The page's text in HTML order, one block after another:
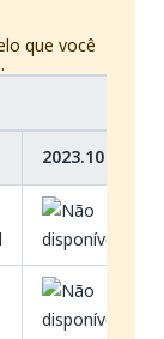
que você
2023.10